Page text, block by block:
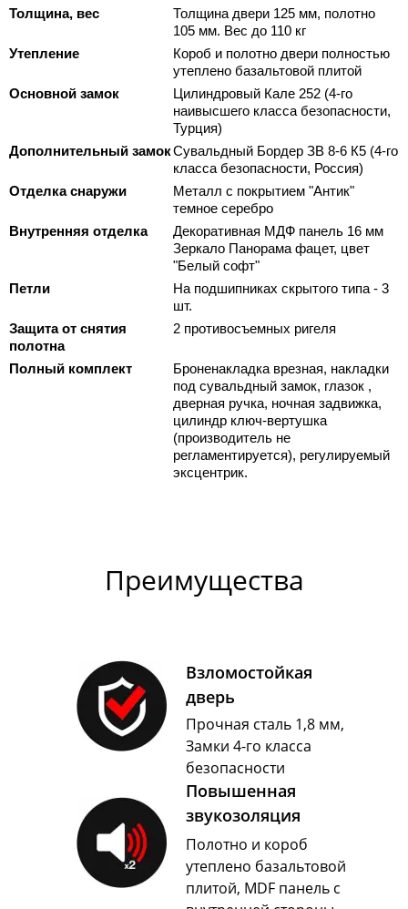
Толщина, вес
Толщина двери 125 мм, полотно
105 мм. Вес до 110 кг
Утепление
Короб и полотно двери полностью
утеплено базальтовой плитой
Основной замок
Цилиндровый Кале 252 (4-го
наивысшего класса безопасности,
Турция)
Дополнительный замокСувальдный Бордер ЗВ 8-6 К5 (4-го
класса безопасности, Россия)
Отделка снаружи
Металл с покрытием "Антик"
темное серебро
Внутренняя отделка
Декоративная МДФ панель 16 мм
Зеркало Панорама фацет, цвет
"Белый софт"
Петли
На подшипниках скрытого типа - 3
шт.
Защита от снятия
полотна
2 противосъемных ригеля
Полный комплект
Броненакладка врезная, накладки
под сувальдный замок, глазок ,
дверная ручка, ночная задвижка,
цилиндр ключ-вертушка
(производитель не
регламентируется), регулируемый
эксцентрик.
Преимущества
Взломостойкая
дверь
Повышенная
звукозоляция
Прочная сталь 1,8 мм,
Замки 4-го класса
безопасности
Полотно и короб
утеплено базальтовой
плитой, MDF панель с